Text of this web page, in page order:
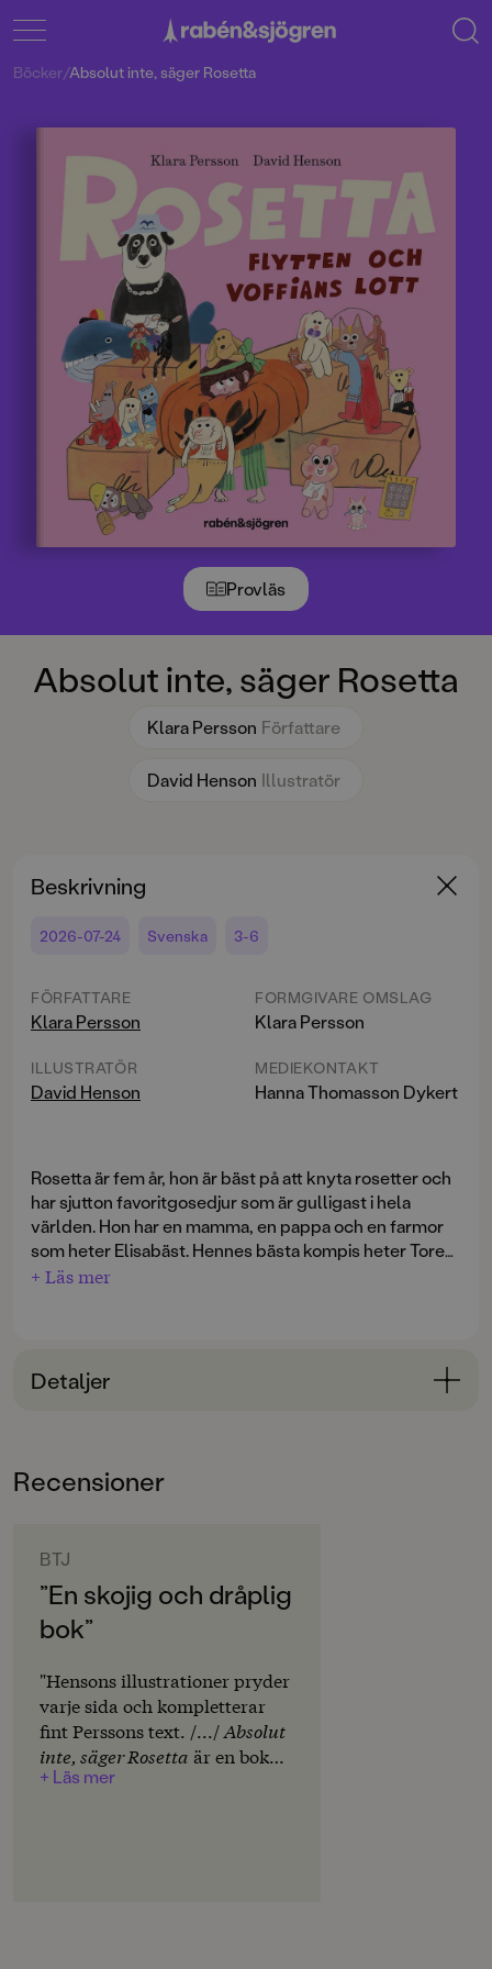
Provläs
Absolut inte, säger Rosetta
Klara Persson Författare
David Henson Illustratör
Böcker/Absolut inte, säger Rosetta
Beskrivning
2026-07-24 Svenska 3-6
FÖRFATTARE
Klara Persson
ILLUSTRATÖR
David Henson
FORMGIVARE OMSLAG
Klara Persson
MEDIEKONTAKT
Hanna Thomasson Dykert
Rosetta är fem år, hon är bäst på att knyta rosetter och
har sjutton favoritgosedjur som är gulligast i hela
världen. Hon har en mamma, en pappa och en farmor
som heter Elisabäst. Hennes bästa kompis heter Tore
och är nästan som en lillebror. Hemma hos Rosetta
kommer att bli granne med Tore eller att det nya huset
+ Läs mer
Detaljer
3-6
Svenska
SPRÅK
Svenska
SERIE
Rosetta
PUBLICERINGSDATUM
2026-07-24
Recensioner
BTJ
”En skojig och dråplig
bok”
"Hensons illustrationer pryder
varje sida och kompletterar
fint Perssons text. /.../Absolut
inte, säger Rosetta är en bok
att läsa tillsammans, och som
+ Läs mer